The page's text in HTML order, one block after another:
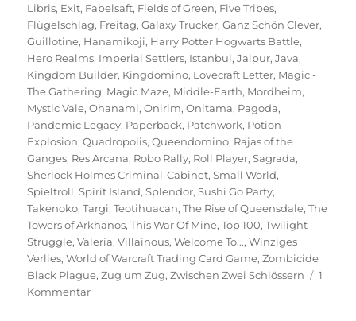
Libris, Exit, Fabelsaft, Fields of Green, Five Tribes,
Flügelschlag, Freitag,Galaxy Trucker,Ganz Schön Clever,
Guillotine, Hanamikoji, Harry Potter Hogwarts Battle,
Hero Realms, Imperial Settlers, Istanbul,Jaipur,Java,
Kingdom Builder, Kingdomino, Lovecraft Letter, Magic -
The Gathering, Magic Maze, Middle-Earth, Mordheim,
Mystic Vale,Ohanami,Onirim,Onitama, Pagoda,
Pandemic Legacy, Paperback, Patchwork, Potion
Explosion,Quadropolis,Queendomino, Rajas of the
Ganges, Res Arcana, Robo Rally, Roll Player,Sagrada,
Sherlock Holmes Criminal-Cabinet,Small World,
Spieltroll,Spirit Island,Splendor,Sushi Go Party,
Takenoko,Targi,Teotihuacan,The Rise of Queensdale,The
Towers of Arkhanos,This War Of Mine,Top 100,Twilight
Struggle,Valeria,Villainous,Welcome To...,Winziges
Verlies,World of Warcraft Trading Card Game,Zombicide
Black Plague,Zug um Zug,Zwischen Zwei Schlössern
1
Kommentarzu